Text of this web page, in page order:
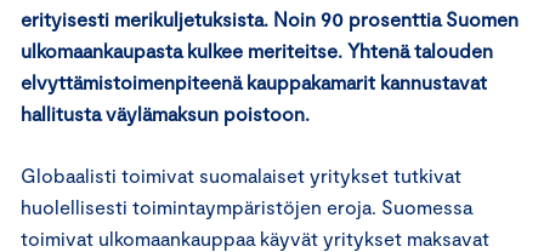
erityisesti merikuljetuksista. Noin 90 prosenttia Suomen
ulkomaankaupasta kulkee meriteitse. Yhtenä talouden
elvyttämistoimenpiteenä kauppakamarit kannustavat
hallitusta väylämaksun poistoon.
Globaalisti toimivat suomalaiset yritykset tutkivat
huolellisesti toimintaympäristöjen eroja. Suomessa
toimivat ulkomaankauppaa käyvät yritykset maksavat